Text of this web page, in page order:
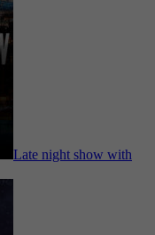
Late night show with